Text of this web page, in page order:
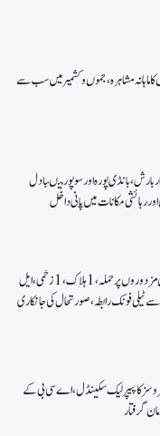
ماہانہ مشاہرہ، جموں و کشمیر میں سب سے
پورہ اور سوپور میںبادل
رہائشی مکانات میں پانی داخل
کولگام میں غیر مقامی مزدوروں پر حملہ،1ہلاک،1زخمی،ایل
ٹیلی فونک رابطہ، صورتحال کی جانکاری
کا پیپر لیک سکینڈل،اے سی بی کے